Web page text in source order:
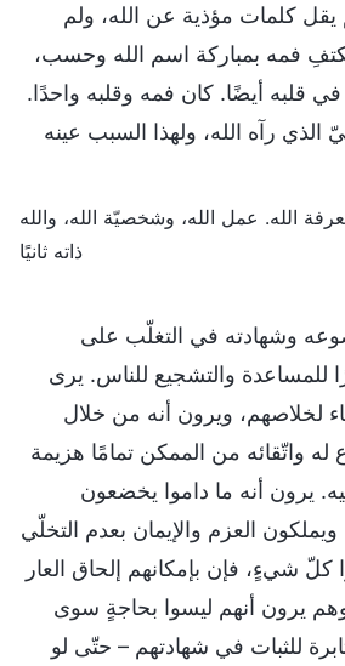
كلمات مؤذية عن الله، ولم
فمه بمباركة اسم الله وحسب،
قلبه أيضًا. كان فمه وقلبه واحدًا.
الذي رآه الله، ولهذا السبب عينه
2. حول معرفة الله. عمل الله، وشخصيّة الله، والله
ذاته ثانيًا
وشهادته في التغلّب على
للمساعدة والتشجيع للناس. يرى
لخلاصهم، ويرون أنه من خلال
له واتّقائه من الممكن تمامًا هزيمة
يرون أنه ما داموا يخضعون
ويملكون العزم والإيمان بعدم التخلّي
كلّ شيءٍ، فإن بإمكانهم إلحاق العار
يرون أنهم ليسوا بحاجةٍ سوى
للثبات في شهادتهم – حتّى لو